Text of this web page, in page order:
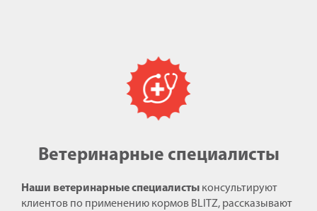
Ветеринарные специалисты
Наши ветеринарные специалисты консультируют
клиентов по применению кормов BLITZ, рассказывают